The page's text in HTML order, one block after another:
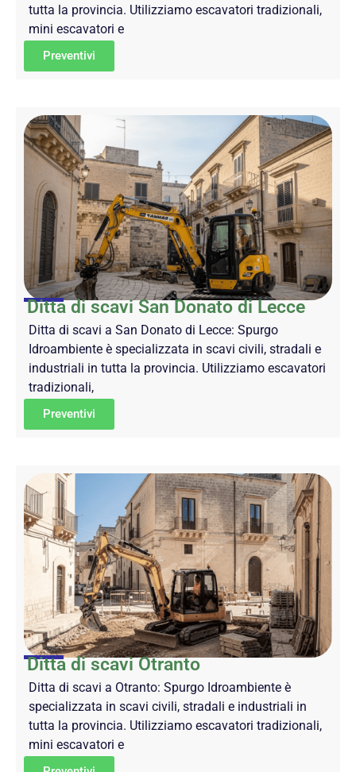
tutta la provincia. Utilizziamo escavatori tradizionali,
mini escavatori e
Preventivi
Ditta di scavi San Donato di Lecce
Ditta di scavi a San Donato di Lecce: Spurgo
Idroambiente è specializzata in scavi civili, stradali e
industriali in tutta la provincia. Utilizziamo escavatori
tradizionali,
Preventivi
Ditta di scavi Otranto
Ditta di scavi a Otranto: Spurgo Idroambiente è
specializzata in scavi civili, stradali e industriali in
tutta la provincia. Utilizziamo escavatori tradizionali,
mini escavatori e